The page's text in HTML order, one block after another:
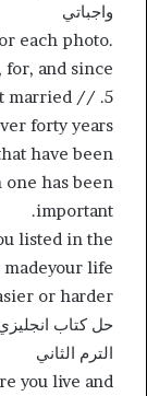
واجباتي
each photo.
and since.
married //
forty years
have been
has been
important.
listed in the
madeyour life
or harder.
الترم الثاني
you live and